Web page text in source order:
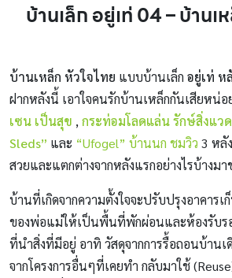
บ้านเล็ก อยู่เท่ 04 – บ้านเ
บ้านเหล็ก หัวใจไทย แบบบ้านเล็ก อยู่เท่ ห
ฝากหลังนี้ เอาใจคนรักบ้านเหล็กกันเสียหน่
เซน เป็นสุข , กระท่อมโลดแล่น รักษ์สิ่งแว
Sleds” และ “Ufogel” บ้านนก ชมวิว 3 หลั
สวยและแตกต่างจากหลังแรกอย่างไรบ้างม
บ้านที่เกิดจากความตั้งใจจะปรับปรุงอาคาร
ของพ่อแม่ให้เป็นพื้นที่พักผ่อนและห้องรับร
ที่นำสิ่งที่มีอยู่ อาทิ วัสดุจากการรื้อถอนบ้านเ
จากโครงการอื่นๆที่เคยทำ กลับมาใช้